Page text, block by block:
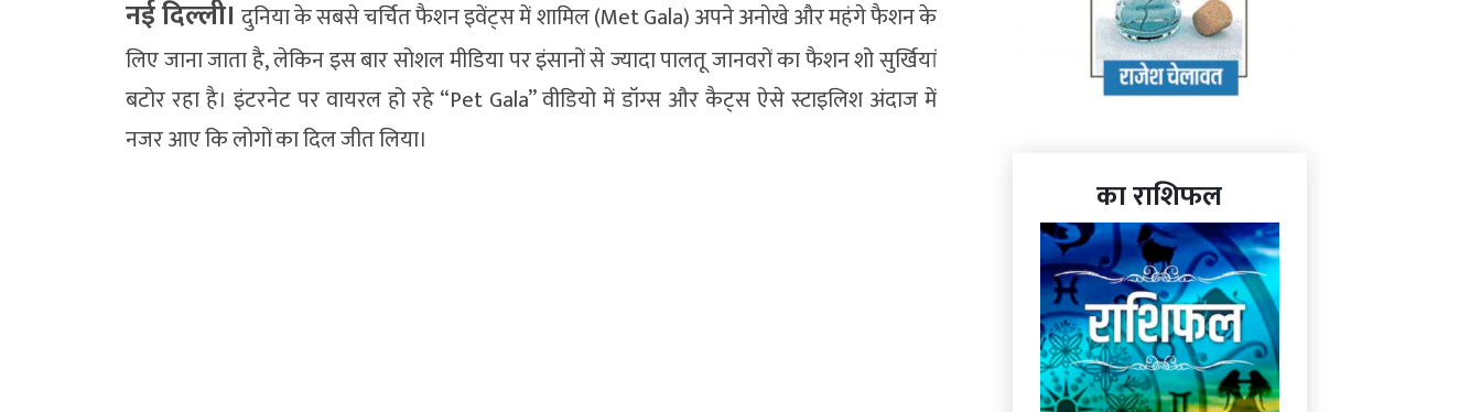
नई दिल्ली। दुनिया के सबसे चर्चित फैशन इवेंट्स में शामिल (Met Gala)अपने अनोखे और महंगे फैशन के
लिए जाना जाता है, लेकिन इस बार सोशल मीडिया पर इंसानों से ज्यादा पालतू जानवरों का फैशन शो सुर्खियां
बटोर रहा है। इंटरनेट पर वायरल हो रहे “Pet Gala” वीडियो में डॉग्स और कैट्स ऐसे स्टाइलिश अंदाज में
नजर आए कि लोगों का दिल जीत लिया।
का राशिफल